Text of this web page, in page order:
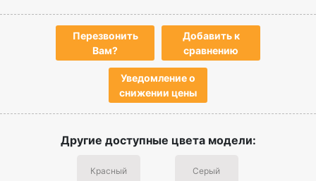
Перезвонить
Вам?
Добавить к
сравнению
Уведомление о
снижении цены
Другие доступные цвета модели:
Красный Серый